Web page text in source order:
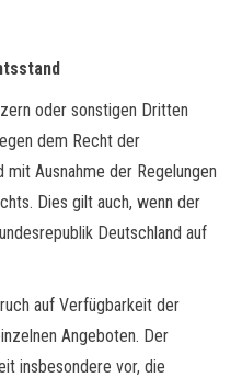
oder sonstigen Dritten
dem Recht der
mit Ausnahme der Regelungen
Dies gilt auch, wenn der
Deutschland auf
auf Verfügbarkeit der
Angeboten. Der
insbesondere vor, die